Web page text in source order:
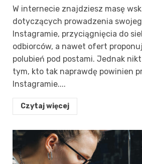
W internecie znajdziesz masę
dotyczących prowadzenia
Instagramie, przyciągnięcia do
odbiorców, a nawet ofert
polubień pod postami. Jednak
tym, kto tak naprawdę powinien
Instagramie....
Czytaj więcej